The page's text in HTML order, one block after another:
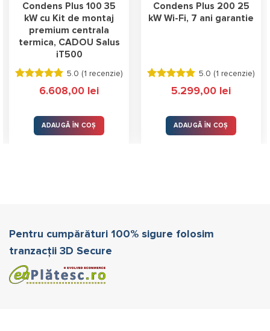
Condens Plus 100 35
kW cu Kit de montaj
premium centrala
termica, CADOU Salus
iT500
Evaluat la
stele
5.0 (1 recenzie)
6.608,00 lei
ADAUGĂ ÎN COȘ
Condens Plus 200 25
kW Wi-Fi, 7 ani garantie
Evaluat la
stele
5.0 (1 recenzie)
5.299,00 lei
ADAUGĂ ÎN COȘ
Pentru cumpărături 100% sigure folosim
tranzacții 3D Secure